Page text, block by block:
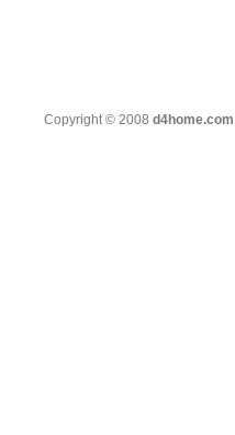
Copyright © 2008 d4home.com